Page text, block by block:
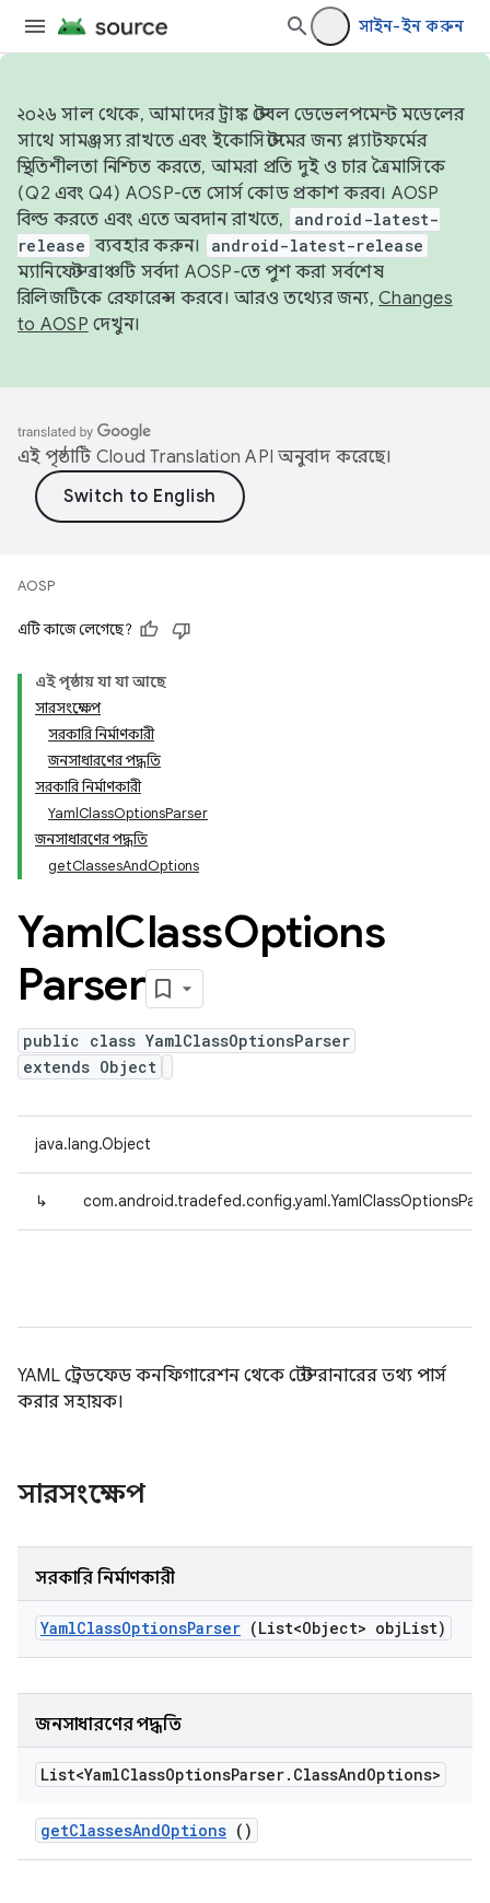
সাইন-ইন করুন
২০২৬ সাল থেকে, আমাদের ট্রাঙ্ক স্টেবল ডেভেলপমেন্ট মডেলের
সাথে সামঞ্জস্য রাখতে এবং ইকোসিস্টেমের জন্য প্ল্যাটফর্মের
স্থিতিশীলতা নিশ্চিত করতে, আমরা প্রতি দুই ও চার ত্রৈমাসিকে
(Q2 এবং Q4) AOSP-তে সোর্স কোড প্রকাশ করব। AOSP
বিল্ড করতে এবং এতে অবদান রাখতে,
android-latest-
release ব্যবহার করুন। android-latest-release
ম্যানিফেস্ট ব্রাঞ্চটি সর্বদা AOSP-তে পুশ করা সর্বশেষ
রিলিজটিকে রেফারেন্স করবে। আরও তথ্যের জন্য, Changes
to AOSP দেখুন।
এই পৃষ্ঠাটি Cloud Translation API অনুবাদ করেছে।
AOSP
এটি কাজে লেগেছে?
এই পৃষ্ঠায় যা যা আছে
সারসংক্ষেপ
সরকারি নির্মাণকারী
জনসাধারণের পদ্ধতি
সরকারি নির্মাণকারী
YamlClassOptionsParser
জনসাধারণের পদ্ধতি
getClassesAndOptions
YamlClassOptions
Parser
public class YamlClassOptionsParser
extends Object
java.lang.Object
↳
YAML ট্রেডফেড কনফিগারেশন থেকে টেস্ট রানারের তথ্য পার্স
করার সহায়ক।
সারসংক্ষেপ
সরকারি নির্মাণকারী
YamlClassOptionsParser (List<Object> objList)
জনসাধারণের পদ্ধতি
List<YamlClassOptionsParser. ClassAndOptions>
getClassesAndOptions ()